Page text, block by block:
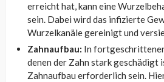
erreicht hat, kann eine
sein. Dabei wird das infizierte
Wurzelkanäle gereinigt und
Zahnaufbau: In
denen der Zahn stark geschädigt
Zahnaufbau erforderlich sein.